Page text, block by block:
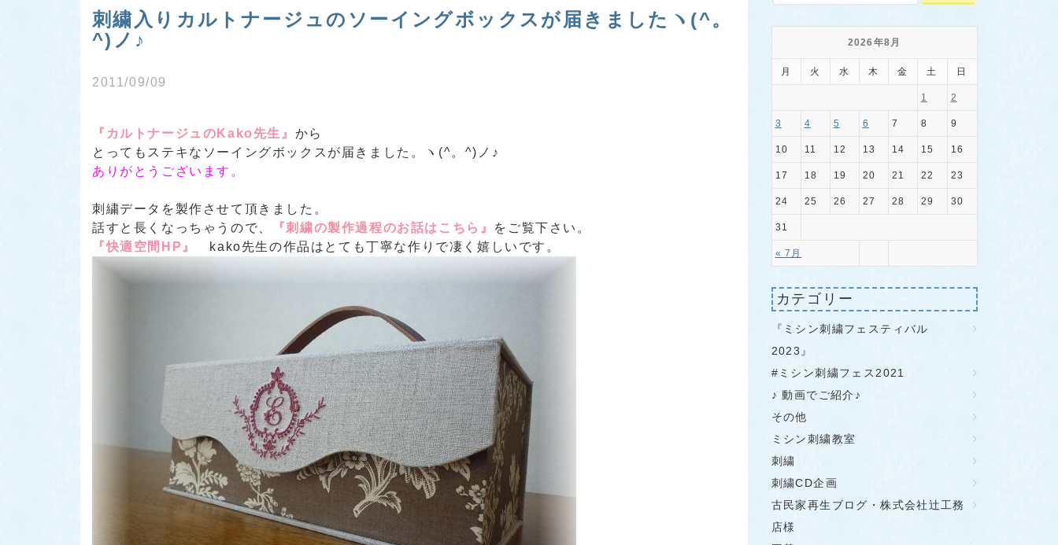
刺繍入りカルトナージュのソーイングボックスが届きましたヽ(^。
^)ノ♪
2011/09/09
『カルトナージュのKako先生』 から
とってもステキなソーイングボックスが届きました。ヽ(^。^)ノ♪
ありがとうございます。
刺繍データを製作させて頂きました。
話すと長くなっちゃうので、
『刺繍の製作過程のお話はこちら』 をご覧下さい。
『快適空間HP』
kako先生の作品はとても丁寧な作りで凄く嬉しいです。
2026年8月
月 火 水 木 金 土 日
« 7月
1 2
3 4 5 6 7 8 9
10 11 12 13 14 15 16
17 18 19 20 21 22 23
24 25 26 27 28 29 30
31
カテゴリー
『ミシン刺繍フェスティバル
2023』
#ミシン刺繍フェス2021
♪ 動画でご紹介♪
その他
ミシン刺繍教室
刺繍
刺繍CD企画
古民家再生ブログ・株式会社辻工務
店様